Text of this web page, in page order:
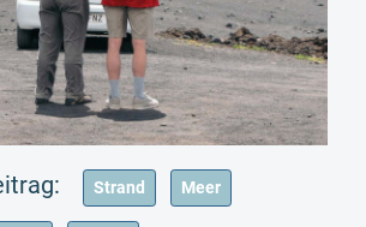
Strand Meer